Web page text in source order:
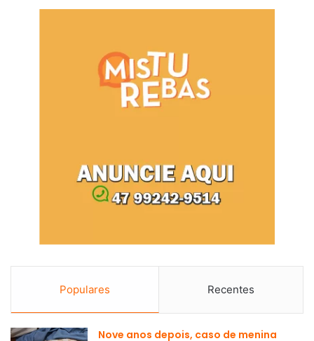
Populares Recentes
Nove anos depois, caso de menina